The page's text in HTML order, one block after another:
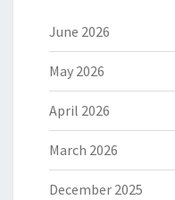
June 2026
May 2026
April 2026
March 2026
December 2025